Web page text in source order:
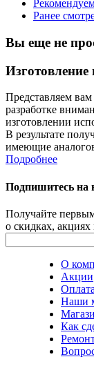
Ранее
Вы еще не
Изготовление
Представляем
разработке
изготовлении
В результате
имеющие
Подробнее
Подпишитесь на
Получайте
о скидках,
О
Акции
Наши
Как